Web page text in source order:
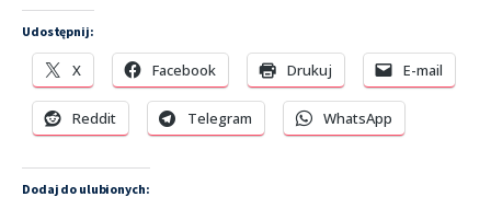
Udostępnij:
X Facebook Drukuj E-mail
Reddit Telegram WhatsApp
Dodaj do ulubionych: